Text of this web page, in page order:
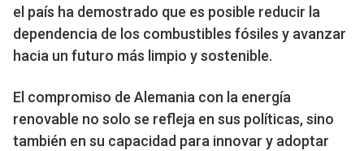
el país ha demostrado que es posible reducir la
dependencia de los combustibles fósiles y avanzar
hacia un futuro más limpio y sostenible.
El compromiso de Alemania con la energía
renovable no solo se refleja en sus políticas, sino
también en su capacidad para innovar y adoptar